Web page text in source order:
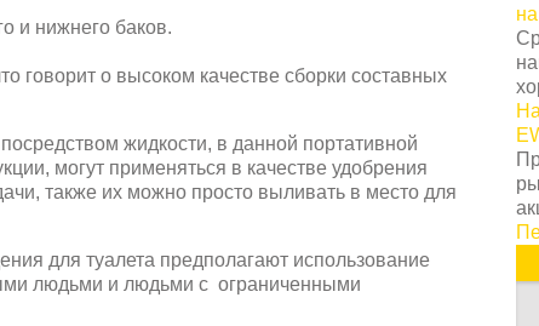
и нижнего баков.
говорит о высоком качестве сборки составных
жидкости, в данной портативной
могут применяться в качестве удобрения
также их можно просто выливать в место для
для туалета предполагают использование
людьми и людьми с ограниченными